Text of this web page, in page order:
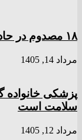
۱۸ مصدوم در حادثه انفجار در شهرک شمس‌آباد
مرداد 14, 1405
پزشکی خانواده
سلامت است
مرداد 12, 1405